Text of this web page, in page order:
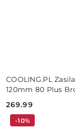
COOLING.PL
120mm 80 Plus
Cena:
269.99
-10%